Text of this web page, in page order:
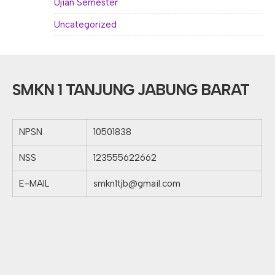
Ujian Semester
Uncategorized
SMKN 1 TANJUNG JABUNG BARAT
NPSN 10501838
NSS 123555622662
E-MAIL smkn1tjb@gmail.com